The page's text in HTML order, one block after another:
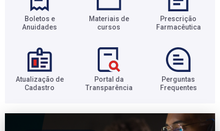
Boletos e
Anuidades​
Materiais de
cursos​
Prescrição
Farmacêutica​
Atualização de
Cadastro​
Portal da
Transparência​
Perguntas
Frequentes​